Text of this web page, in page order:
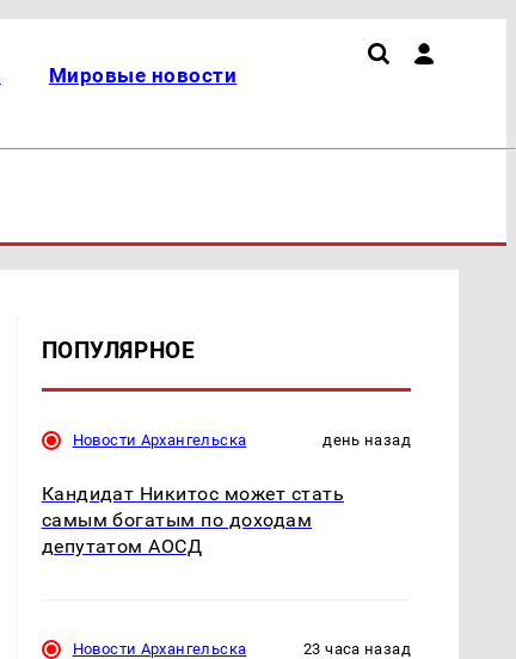
Мировые новости
ПОПУЛЯРНОЕ
Новости Архангельска день назад
Кандидат Никитос может стать
самым богатым по доходам
депутатом АОСД
Новости Архангельска 23 часа назад